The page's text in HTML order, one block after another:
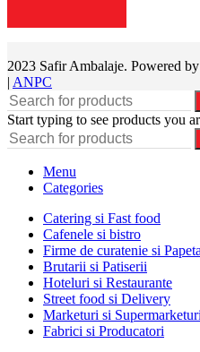
2023 Safir Ambalaje. Powered by
| ANPC
Start typing to see products you
Menu
Categories
Catering si Fast food
Cafenele si bistro
Firme de curatenie si
Brutarii si Patiserii
Hoteluri si Restaurante
Street food si Delivery
Marketuri si Supermarketuri
Fabrici si Producatori